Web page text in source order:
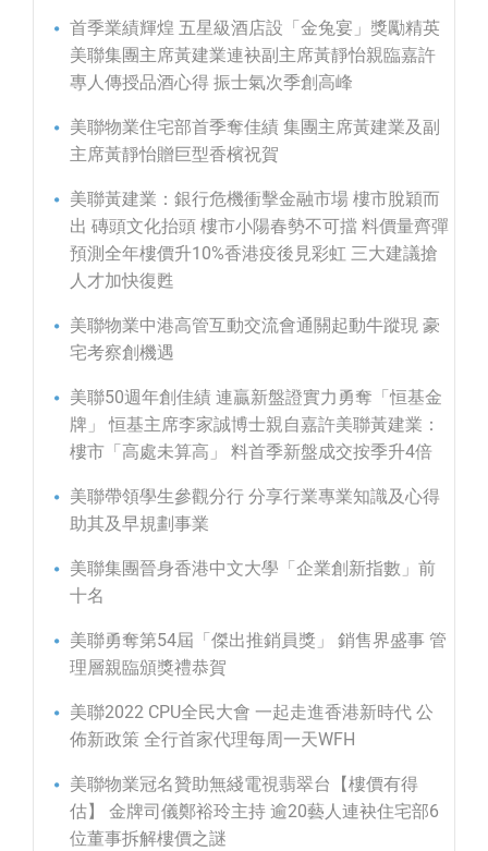
首季業績輝煌 五星級酒店設「金兔宴」獎勵精英
美聯集團主席黃建業連袂副主席黃靜怡親臨嘉許
專人傳授品酒心得 振士氣次季創高峰
美聯物業住宅部首季奪佳績 集團主席黃建業及副
主席黃靜怡贈巨型香檳祝賀
美聯黃建業：銀行危機衝擊金融市場 樓市脫穎而
出 磚頭文化抬頭 樓市小陽春勢不可擋 料價量齊彈
預測全年樓價升10%香港疫後見彩虹 三大建議搶
人才加快復甦
美聯物業中港高管互動交流會通關起動牛蹤現 豪
宅考察創機遇
美聯50週年創佳績 連贏新盤證實力勇奪「恒基金
牌」 恒基主席李家誠博士親自嘉許美聯黃建業：
樓市「高處未算高」 料首季新盤成交按季升4倍
美聯帶領學生參觀分行 分享行業專業知識及心得
助其及早規劃事業
美聯集團晉身香港中文大學「企業創新指數」前
十名
美聯勇奪第54屆「傑出推銷員獎」 銷售界盛事 管
理層親臨頒獎禮恭賀
美聯2022 CPU全民大會 一起走進香港新時代 公
佈新政策 全行首家代理每周一天WFH
美聯物業冠名贊助無綫電視翡翠台【樓價有得
估】 金牌司儀鄭裕玲主持 逾20藝人連袂住宅部6
位董事拆解樓價之謎